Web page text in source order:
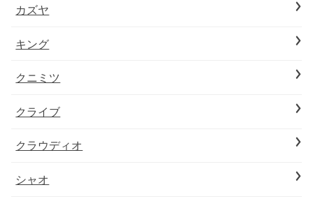
カズヤ
キング
クニミツ
クライブ
クラウディオ
シャオ